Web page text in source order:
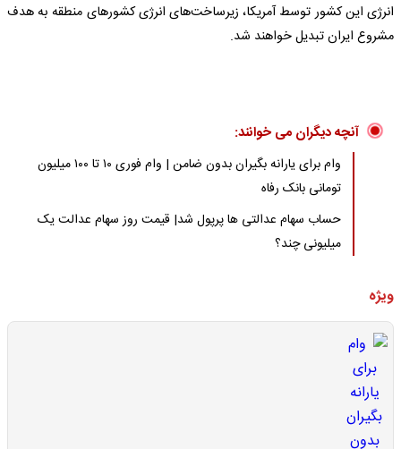
انرژی این کشور توسط آمریکا، زیرساخت‌های انرژی کشورهای منطقه به هدف
مشروع ایران تبدیل خواهند شد.
آنچه دیگران می خوانند:
وام برای یارانه بگیران بدون ضامن | وام فوری ۱۰ تا ۱۰۰ میلیون
تومانی بانک رفاه
حساب سهام عدالتی ها پرپول شد| قیمت روز سهام عدالت یک
میلیونی چند؟
ویژه